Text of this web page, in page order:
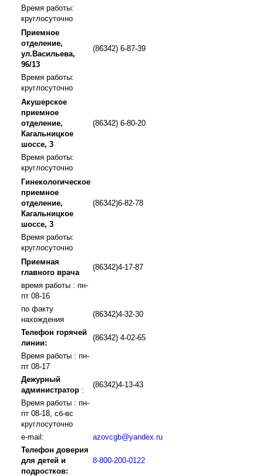
Время работы:
круглосуточно
Приемное
отделение,
ул.Васильева,
96/13
(86342) 6-87-39
Время работы:
круглосуточно
Акушерское
приемное
отделение,
Кагальницкое
шоссе, 3
(86342) 6-80-20
Время работы:
круглосуточно
Гинекологическое
приемное
отделение,
Кагальницкое
шоссе, 3
(86342)6-82-78
Время работы:
круглосуточно
Приемная
главного врача
(86342)4-17-87
время работы : пн-
пт 08-16
по факту
нахождения
(86342)4-32-30
Телефон горячей
линии:
(86342) 4-02-65
Время работы : пн-
пт 08-17
Дежурный
администратор :
(86342)4-13-43
Время работы : пн-
пт 08-18, сб-вс
круглосуточно
e-mail:
azovcgb@yandex.ru
Телефон доверия
для детей и
подростков:
8-800-200-0122